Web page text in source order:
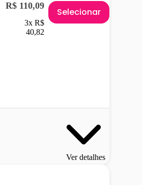
R$ 110,09
3x R$
40,82
Selecionar
Ver detalhes